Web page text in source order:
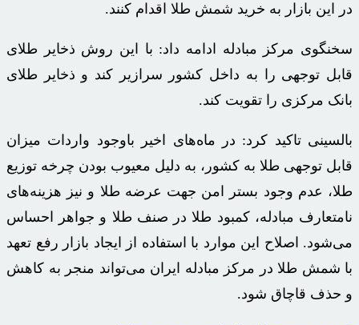
در این بازار به خرید شمش طلا اقدام کنند.
سخنگوی مرکز مبادله ادامه داد: با این روش ذخایر طلای
قابل توجهی را به داخل کشور سرازیر کند و ذخایر طلای
بانک مرکزی را تقویت کند.
بالسینی تاکید کرد: در ماه‌های اخیر باوجود واردات میزان
قابل توجهی طلا به کشور، به دلیل معیوب بودن چرخه توزیع
طلا، عدم وجود بستر امن جهت عرضه طلا و نیز هزینه‌های
نامتعارف مبادله، کمبود طلا در صنف طلا و جواهر احساس
می‌شود. اصلاح این موارد با استفاده از ایجاد بازار رفع تعهد
با شمش طلا در مرکز مبادله ایران می‌تواند منجر به کاهش
و حذف قاچاق شود.